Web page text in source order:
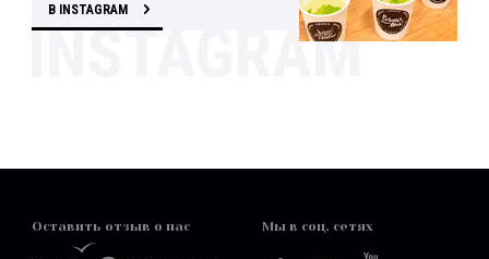
В INSTAGRAM
Оставить отзыв о нас Мы в соц. сетях